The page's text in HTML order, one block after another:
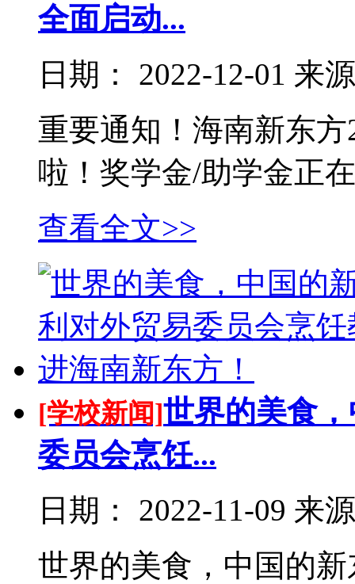
全面启动...
日期： 2022-12-01 来
重要通知！海南新东
啦！奖学金/助学金正
查看全文>>
[学校新闻]世界的美食
委员会烹饪...
日期： 2022-11-09 来
世界的美食，中国的